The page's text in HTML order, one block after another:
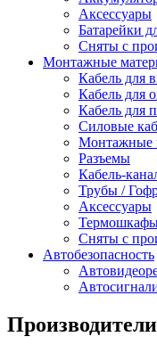
Аксессуары
Батарейки
Сняты с
Монтажные
Кабель для
Кабель для
Кабель для
Силовые
Монтажные
Разъемы
Кабель-
Трубы /
Аксессуары
Сняты с
Автобезопасность
Производители